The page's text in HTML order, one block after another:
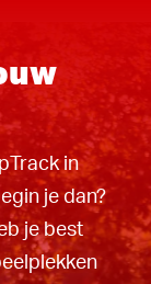
in
je dan?
je best